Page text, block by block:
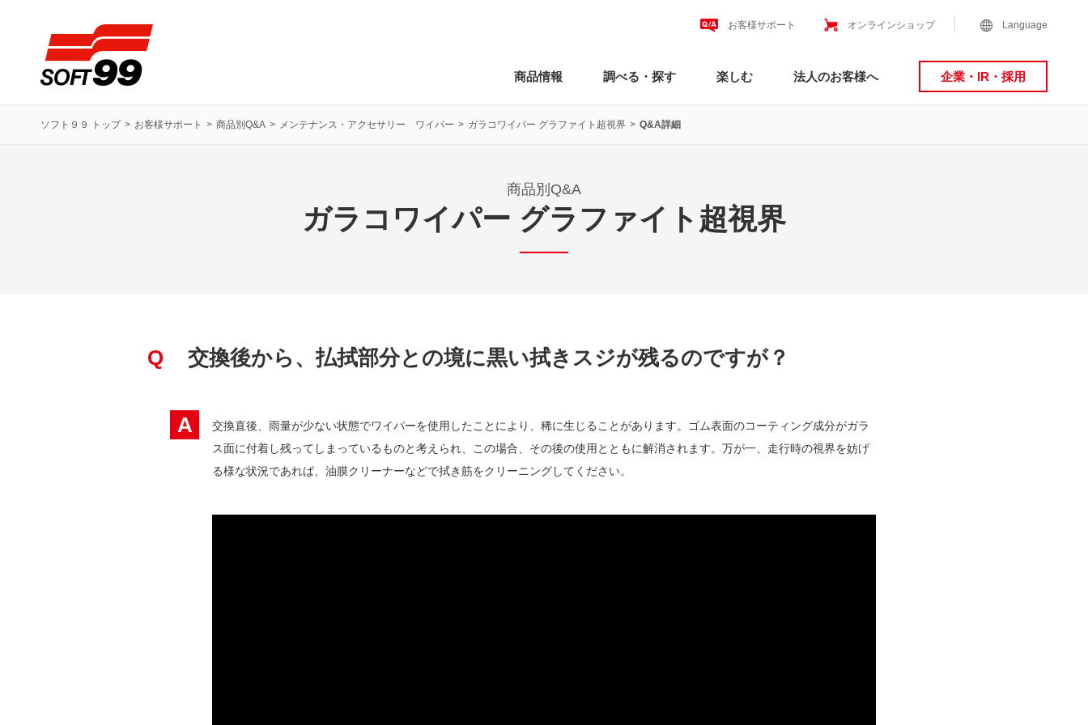
お客様サポート オンラインショップ Language
商品情報 調べる・探す 楽しむ 法人のお客様へ 企業・IR・採用
ソフト９９ トップ お客様サポート 商品別Q&A メンテナンス・アクセサリー ワイパー ガラコワイパー グラファイト超視界 Q&A詳細
商品別Q&A
ガラコワイパー グラファイト超視界
Q 交換後から、払拭部分との境に黒い拭きスジが残るのですが？
A
交換直後、雨量が少ない状態でワイパーを使用したことにより、稀に生じることがあります。ゴム表面のコーティング成分がガラ
ス面に付着し残ってしまっているものと考えられ、この場合、その後の使用とともに解消されます。万が一、走行時の視界を妨げ
る様な状況であれば、油膜クリーナーなどで拭き筋をクリーニングしてください。